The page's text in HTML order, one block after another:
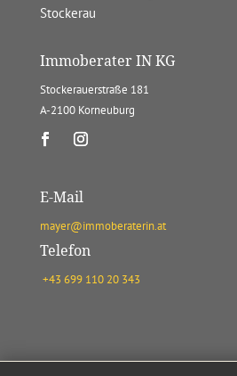
Stockerau
Immoberater IN KG
Stockerauerstraße 181
A-2100 Korneuburg
E-Mail
mayer@immoberaterin.at
Telefon
+43 699 110 20 343